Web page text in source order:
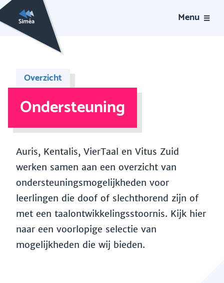
Menu
Overzicht
Ondersteuning
Auris, Kentalis, VierTaal en Vitus Zuid
werken samen aan een overzicht van
ondersteuningsmogelijkheden voor
leerlingen die doof of slechthorend zijn of
met een taalontwikkelingsstoornis. Kijk hier
naar een voorlopige selectie van
mogelijkheden die wij bieden.